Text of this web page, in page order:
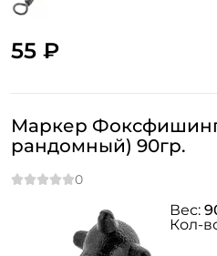
55 ₽
Маркер
рандомный) 90гр.
Вес:
Кол-